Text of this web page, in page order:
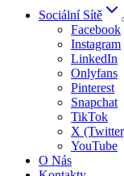
Sociální Sítě
Facebook
Instagram
LinkedIn
Onlyfans
Pinterest
Snapchat
TikTok
X
YouTube
O Nás